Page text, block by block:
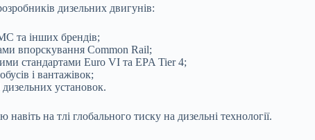
дизельних двигунів:
та інших брендів;
впорскування Common Rail;
стандартами Euro VI та EPA Tier 4;
і вантажівок;
дизельних установок.
на тлі глобального тиску на дизельні технології.